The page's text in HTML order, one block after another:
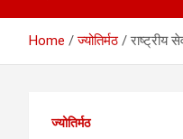
Home ज्योतिर्मठ राष्ट्रीय
ज्योतिर्मठ